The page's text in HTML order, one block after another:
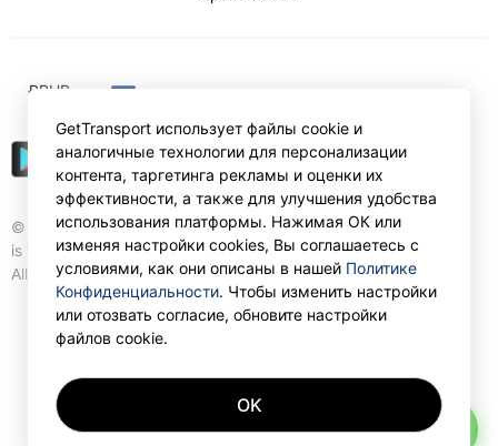
© Gettransport International Limited. GetTransport®
is trademark of Gettransport International Limited.
All rights reserved.
₽RUB
GetTransport использует файлы cookie и
аналогичные технологии для персонализации
контента, таргетинга рекламы и оценки их
эффективности, а также для улучшения удобства
использования платформы. Нажимая ОК или
изменяя настройки cookies, Вы соглашаетесь с
условиями, как они описаны в нашей Политике
Конфиденциальности. Чтобы изменить настройки
или отозвать согласие, обновите настройки
файлов cookie.
OK
AI